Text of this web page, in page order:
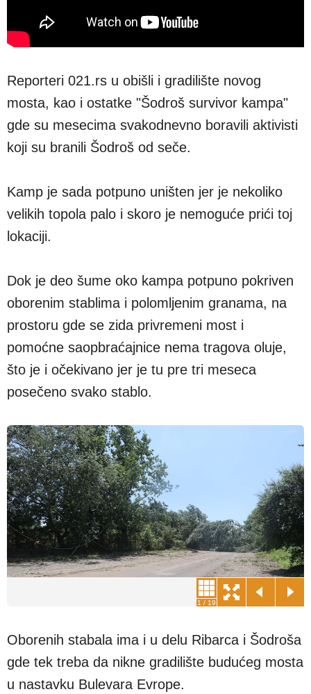
Reporteri 021.rs u obišli i gradilište novog
mosta, kao i ostatke "Šodroš survivor kampa"
gde su mesecima svakodnevno boravili aktivisti
koji su branili Šodroš od seče.
Kamp je sada potpuno uništen jer je nekoliko
velikih topola palo i skoro je nemoguće prići toj
lokaciji.
Dok je deo šume oko kampa potpuno pokriven
oborenim stablima i polomljenim granama, na
prostoru gde se zida privremeni most i
pomoćne saopbraćajnice nema tragova oluje,
što je i očekivano jer je tu pre tri meseca
posečeno svako stablo.
1 / 19
Oborenih stabala ima i u delu Ribarca i Šodroša
gde tek treba da nikne gradilište budućeg mosta
u nastavku Bulevara Evrope.